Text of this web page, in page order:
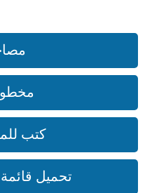
كتب
تحميل